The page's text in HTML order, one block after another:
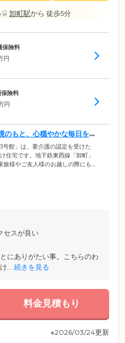
卸町駅から 徒歩5分
保険料
円
険料
円
のもと、心穏やかな毎日をお
館」は、要介護の認定を受けた
住宅です。地下鉄東西線「卸町」
様やご友人様のお越しの際にも便
部屋にはトイレや洗面台、収納、
ライフスタイルに合わせた空間
セスが良い
にありがたい事。こちらのわ
... 続きを見る
料金見積もり
※2026/03/24更新